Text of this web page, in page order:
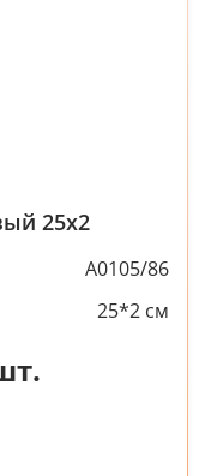
25х2
A0105/86
25*2 см